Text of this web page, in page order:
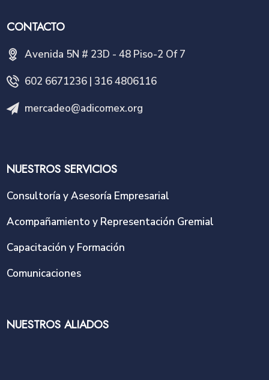
CONTACTO
Avenida 5N # 23D - 48 Piso-2 Of 7
602 6671236 | 316 4806116
mercadeo@adicomex.org
NUESTROS SERVICIOS
Consultoría y Asesoría Empresarial
Acompañamiento y Representación Gremial
Capacitación y Formación
Comunicaciones
NUESTROS ALIADOS